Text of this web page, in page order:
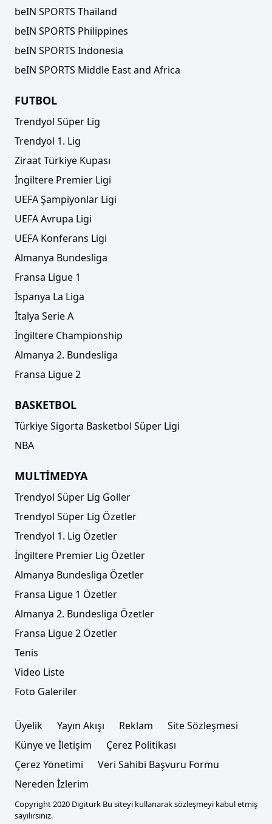
beIN SPORTS Thailand
beIN SPORTS Philippines
beIN SPORTS Indonesia
beIN SPORTS Middle East and Africa
FUTBOL
Trendyol Süper Lig
Trendyol 1. Lig
Ziraat Türkiye Kupası
İngiltere Premier Ligi
UEFA Şampiyonlar Ligi
UEFA Avrupa Ligi
UEFA Konferans Ligi
Almanya Bundesliga
Fransa Ligue 1
İspanya La Liga
İtalya Serie A
İngiltere Championship
Almanya 2. Bundesliga
Fransa Ligue 2
BASKETBOL
Türkiye Sigorta Basketbol Süper Ligi
NBA
MULTİMEDYA
Trendyol Süper Lig Goller
Trendyol Süper Lig Özetler
Trendyol 1. Lig Özetler
İngiltere Premier Lig Özetler
Almanya Bundesliga Özetler
Fransa Ligue 1 Özetler
Almanya 2. Bundesliga Özetler
Fransa Ligue 2 Özetler
Tenis
Video Liste
Foto Galeriler
Üyelik Yayın Akışı Reklam
Site Sözleşmesi
Künye ve İletişim
Çerez Politikası
Çerez Yönetimi
Veri Sahibi Başvuru Formu
Nereden İzlerim
Copyright 2020 Digiturk Bu siteyi kullanarak sözleşmeyi kabul etmiş
sayılırsınız.